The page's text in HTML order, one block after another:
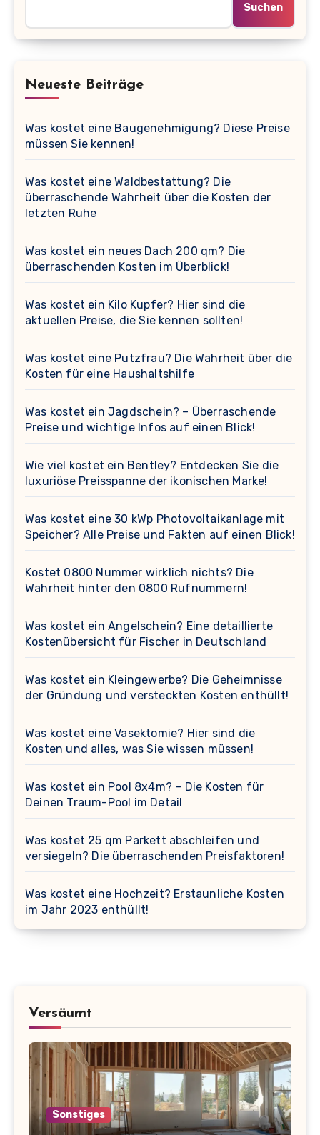
Suchen
Neueste Beiträge
Was kostet eine Baugenehmigung? Diese Preise
müssen Sie kennen!
Was kostet eine Waldbestattung? Die
überraschende Wahrheit über die Kosten der
letzten Ruhe
Was kostet ein neues Dach 200 qm? Die
überraschenden Kosten im Überblick!
Was kostet ein Kilo Kupfer? Hier sind die
aktuellen Preise, die Sie kennen sollten!
Was kostet eine Putzfrau? Die Wahrheit über die
Kosten für eine Haushaltshilfe
Was kostet ein Jagdschein? – Überraschende
Preise und wichtige Infos auf einen Blick!
Wie viel kostet ein Bentley? Entdecken Sie die
luxuriöse Preisspanne der ikonischen Marke!
Was kostet eine 30 kWp Photovoltaikanlage mit
Speicher? Alle Preise und Fakten auf einen Blick!
Kostet 0800 Nummer wirklich nichts? Die
Wahrheit hinter den 0800 Rufnummern!
Was kostet ein Angelschein? Eine detaillierte
Kostenübersicht für Fischer in Deutschland
Was kostet ein Kleingewerbe? Die Geheimnisse
der Gründung und versteckten Kosten enthüllt!
Was kostet eine Vasektomie? Hier sind die
Kosten und alles, was Sie wissen müssen!
Was kostet ein Pool 8x4m? – Die Kosten für
Deinen Traum-Pool im Detail
Was kostet 25 qm Parkett abschleifen und
versiegeln? Die überraschenden Preisfaktoren!
Was kostet eine Hochzeit? Erstaunliche Kosten
im Jahr 2023 enthüllt!
Versäumt
Sonstiges